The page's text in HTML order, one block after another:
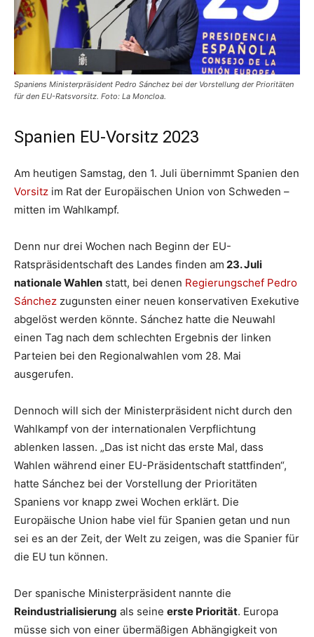
Spaniens Ministerpräsident Pedro Sánchez bei der Vorstellung der Prioritäten
für den EU-Ratsvorsitz. Foto: La Moncloa.
Spanien EU-Vorsitz 2023
Am heutigen Samstag, den 1. Juli übernimmt Spanien den
Vorsitz im Rat der Europäischen Union von Schweden –
mitten im Wahlkampf.
Denn nur drei Wochen nach Beginn der EU-
Ratspräsidentschaft des Landes finden am 23. Juli
nationale Wahlen statt, bei denen Regierungschef Pedro
Sánchez zugunsten einer neuen konservativen Exekutive
abgelöst werden könnte. Sánchez hatte die Neuwahl
einen Tag nach dem schlechten Ergebnis der linken
Parteien bei den Regionalwahlen vom 28. Mai
ausgerufen.
Dennoch will sich der Ministerpräsident nicht durch den
Wahlkampf von der internationalen Verpflichtung
ablenken lassen. „Das ist nicht das erste Mal, dass
Wahlen während einer EU-Präsidentschaft stattfinden“,
hatte Sánchez bei der Vorstellung der Prioritäten
Spaniens vor knapp zwei Wochen erklärt. Die
Europäische Union habe viel für Spanien getan und nun
sei es an der Zeit, der Welt zu zeigen, was die Spanier für
die EU tun können.
Der spanische Ministerpräsident nannte die
Reindustrialisierung als seine erste Priorität. Europa
müsse sich von einer übermäßigen Abhängigkeit von